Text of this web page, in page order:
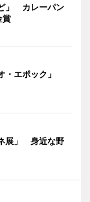
」 カレーパン
賞
・エポック」
展」 身近な野